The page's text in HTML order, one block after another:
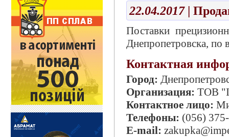
22.04.2017|
Поставки
Днепропетровска, по
Контактная
Город:
Организация: ТОВ
Контактное лицо:
Телефоны: (056)
E-mail: